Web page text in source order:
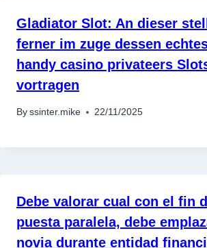
Gladiator Slot: An dieser
ferner im zuge dessen
handy casino privateers
vortragen
By ssinter.mike 22/11/2025
Debe valorar cual con el fin
puesta paralela, debe
novia durante entidad